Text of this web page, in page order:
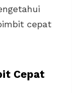
cepat
Cepat